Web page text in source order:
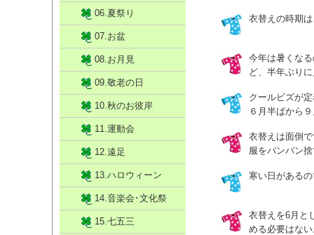
衣替えの時期
今年は暑くな
ど、半年ぶり
クールビズが
６月半ばから
衣替えは面倒
服をバンバン
寒い日がある
衣替えを6月と
める必要はな
06.夏祭り
07.お盆
08.お月見
09.敬老の日
10.秋のお彼岸
11.運動会
12.遠足
13.ハロウィーン
14.音楽会･文化祭
15.七五三